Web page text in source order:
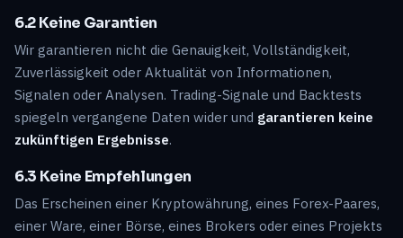
6.2 Keine Garantien
Wir garantieren nicht die Genauigkeit, Vollständigkeit,
Zuverlässigkeit oder Aktualität von Informationen,
Signalen oder Analysen. Trading-Signale und Backtests
spiegeln vergangene Daten wider und garantieren keine
zukünftigen Ergebnisse.
6.3 Keine Empfehlungen
Das Erscheinen einer Kryptowährung, eines Forex-Paares,
einer Ware, einer Börse, eines Brokers oder eines Projekts